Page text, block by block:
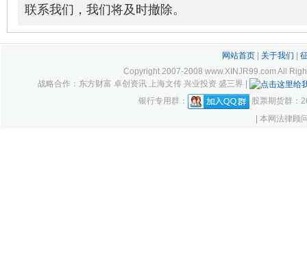
联系我们，我们将及时撤除。
网站首页| 关于我们
Copyright 2007-2008 www.XINJR99.com All
战略合作：东方财富 卓创资讯 上海文传 兴业投资 盛三界 |
银行专用群：
股票期货群：
| 本网法律顾